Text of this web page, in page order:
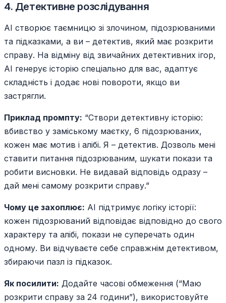
4. Детективне розслідування
AI створює таємницю зі злочином, підозрюваними
та підказками, а ви – детектив, який має розкрити
справу. На відміну від звичайних детективних ігор,
AI генерує історію спеціально для вас, адаптує
складність і додає нові повороти, якщо ви
застрягли.
Приклад промпту: “Створи детективну історію:
вбивство у заміському маєтку, 6 підозрюваних,
кожен має мотив і алібі. Я – детектив. Дозволь мені
ставити питання підозрюваним, шукати покази та
робити висновки. Не видавай відповідь одразу –
дай мені самому розкрити справу.”
Чому це захоплює: AI підтримує логіку історії:
кожен підозрюваний відповідає відповідно до свого
характеру та алібі, покази не суперечать один
одному. Ви відчуваєте себе справжнім детективом,
збираючи пазл із підказок.
Як посилити: Додайте часові обмеження (“Маю
розкрити справу за 24 години”), використовуйте